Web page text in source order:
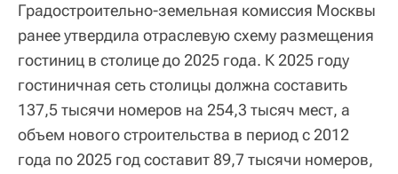
Градостроительно-земельная комиссия Москвы
ранее утвердила отраслевую схему размещения
гостиниц в столице до 2025 года. К 2025 году
гостиничная сеть столицы должна составить
137,5 тысячи номеров на 254,3 тысяч мест, а
объем нового строительства в период с 2012
года по 2025 год составит 89,7 тысячи номеров,